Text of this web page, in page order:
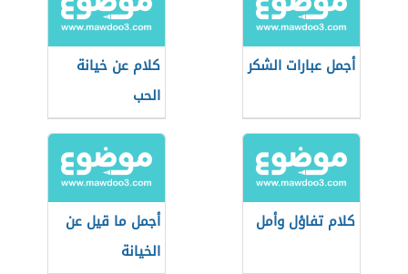
أجمل عبارات الشكر
كلام عن خيانة
الحب
كلام تفاؤل وأمل
أجمل ما قيل عن
الخيانة